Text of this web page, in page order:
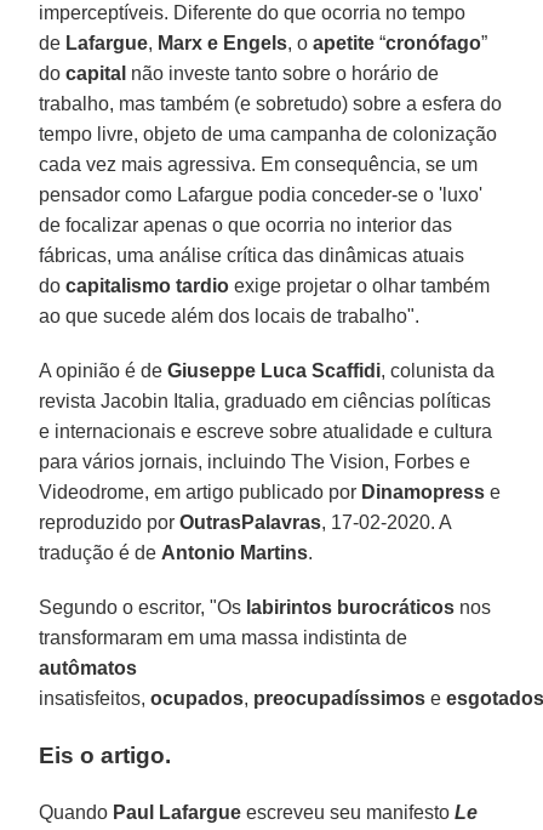
imperceptíveis. Diferente do que ocorria no tempo
de Lafargue, Marx e Engels, oapetite “cronófago”
docapital não investe tanto sobre o horário de
trabalho, mas também (e sobretudo) sobre a esfera do
tempo livre, objeto de uma campanha de colonização
cada vez mais agressiva. Em consequência, se um
pensador como Lafargue podia conceder-se o 'luxo'
de focalizar apenas o que ocorria no interior das
fábricas, uma análise crítica das dinâmicas atuais
docapitalismo tardio exige projetar o olhar também
ao que sucede além dos locais de trabalho".
A opinião é deGiuseppe Luca Scaffidi, colunista da
revista Jacobin Italia, graduado em ciências políticas
e internacionais e escreve sobre atualidade e cultura
para vários jornais, incluindo The Vision, Forbes e
Videodrome, em artigo publicado por Dinamopress e
reproduzido porOutrasPalavras, 17-02-2020. A
tradução é de Antonio Martins.
Segundo o escritor, "Os labirintos burocráticos nos
transformaram em uma massa indistinta de
autômatos
insatisfeitos,ocupados, preocupadíssimos e
Eis o artigo.
Quando Paul Lafargue escreveu seu manifestoLe